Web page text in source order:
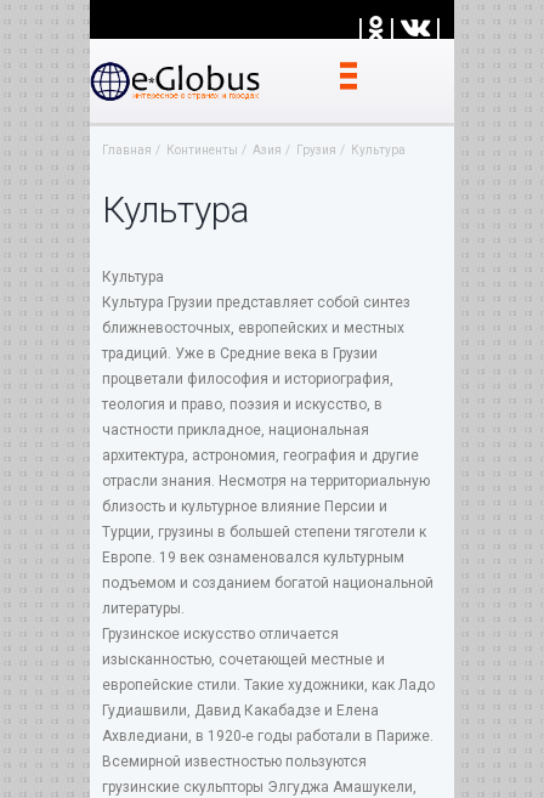
| | |
Главная Континенты Азия Грузия Культура
Культура
Культура
Культура Грузии представляет собой синтез
ближневосточных, европейских и местных
традиций. Уже в Средние века в Грузии
процветали философия и историография,
теология и право, поэзия и искусство, в
частности прикладное, национальная
архитектура, астрономия, география и другие
отрасли знания. Несмотря на территориальную
близость и культурное влияние Персии и
Турции, грузины в большей степени тяготели к
Европе. 19 век ознаменовался культурным
подъемом и созданием богатой национальной
литературы.
Грузинское искусство отличается
изысканностью, сочетающей местные и
европейские стили. Такие художники, как Ладо
Гудиашвили, Давид Какабадзе и Елена
Ахвледиани, в 1920-е годы работали в Париже.
Всемирной известностью пользуются
грузинские скульпторы Элгуджа Амашукели,